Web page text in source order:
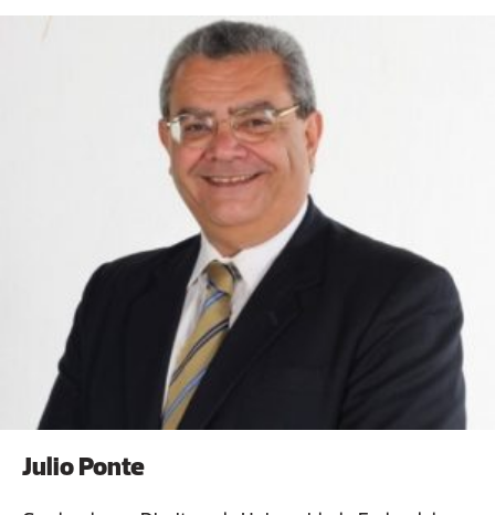
público-privadas, como o DRENURB, PRODETUR,
PROVATUR, PROINFRA, CAS, dentre outros.
Julio Ponte